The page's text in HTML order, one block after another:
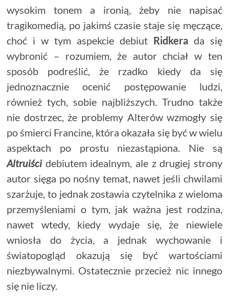
wysokim tonem a ironią, żeby nie napisać
tragikomedią, po jakimś czasie staje się męczące,
choć i w tym aspekcie debiut Ridkerada się
wybronić – rozumiem, że autor chciał w ten
sposób podreślić, że rzadko kiedy da się
jednoznacznie ocenić postępowanie ludzi,
również tych, sobie najbliższych. Trudno także
nie dostrzec, że problemy Alterów wzmogły się
po śmierci Francine, która okazała się być w wielu
aspektach po prostu niezastąpiona. Nie są
Altruiścidebiutem idealnym, ale z drugiej strony
autor sięga po nośny temat, nawet jeśli chwilami
szarżuje, to jednak zostawia czytelnika z wieloma
przemyśleniami o tym, jak ważna jest rodzina,
nawet wtedy, kiedy wydaje się, że niewiele
wniosła do życia, a jednak wychowanie i
światopogląd okazują się być wartościami
niezbywalnymi. Ostatecznie przecież nic innego
się nie liczy.